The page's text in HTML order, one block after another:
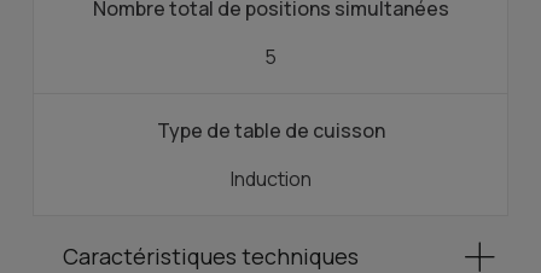
Nombre total de positions simultanées
5
Type de table de cuisson
Induction
Caractéristiques techniques